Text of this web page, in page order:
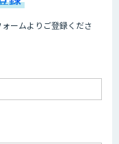
Gravio – 画像認識
ツイン領域のAI開発
ームよりご登録くださ